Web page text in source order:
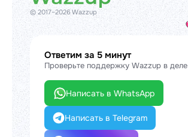
© 2017–2026 Wazzup
Ответим за 5 минут
Проверьте поддержку Wazzup в деле
Написать в WhatsApp
Написать в Telegram